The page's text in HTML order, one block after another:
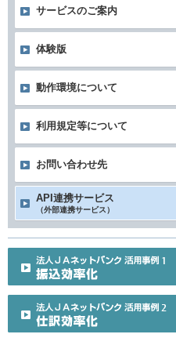
サービスのご案内
体験版
動作環境について
利用規定等について
お問い合わせ先
API連携サービス
（外部連携サービス）